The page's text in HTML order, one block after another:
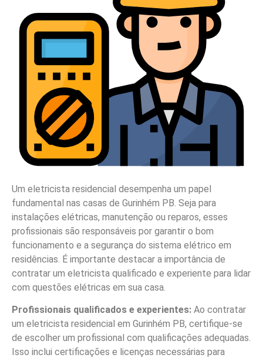
Um eletricista residencial desempenha um papel
fundamental nas casas de Gurinhém PB. Seja para
instalações elétricas, manutenção ou reparos, esses
profissionais são responsáveis por garantir o bom
funcionamento e a segurança do sistema elétrico em
residências. É importante destacar a importância de
contratar um eletricista qualificado e experiente para lidar
com questões elétricas em sua casa.
Profissionais qualificados e experientes: Ao contratar
um eletricista residencial em Gurinhém PB, certifique-se
de escolher um profissional com qualificações adequadas.
Isso inclui certificações e licenças necessárias para